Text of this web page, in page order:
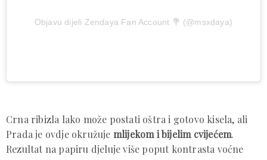
Objavu dijeli Zendaya Fan Account 💐 (@msxdaya)
Crna ribizla lako može postati oštra i gotovo kisela, ali
Prada je ovdje okružuje mlijekom i bijelim cvijećem.
Rezultat na papiru djeluje više poput kontrasta voćne